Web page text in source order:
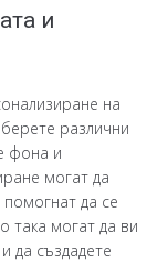
и
на
различни
фона и
могат да
да се
така могат да ви
да създадете